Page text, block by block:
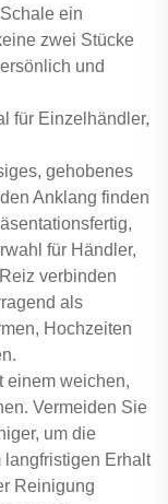
ein
zwei Stücke
und
für Einzelhändler,
gehobenes
Anklang finden
für Händler,
verbinden
als
Hochzeiten
einem weichen,
Vermeiden Sie
um die
langfristigen Erhalt
Reinigung